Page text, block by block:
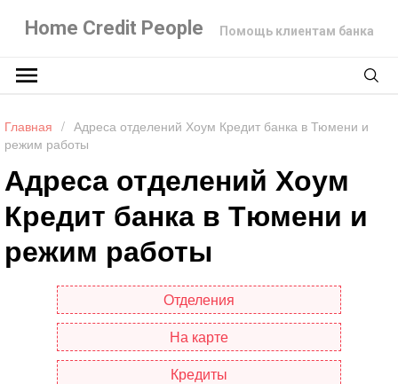
Home Credit People Помощь клиентам банка
Главная / Адреса отделений Хоум Кредит банка в Тюмени и
режим работы
Адреса отделений Хоум
Кредит банка в Тюмени и
режим работы
Отделения
На карте
Кредиты